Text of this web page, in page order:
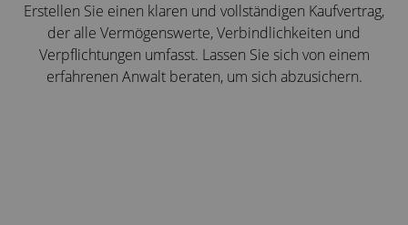
Erstellen Sie einen klaren und vollständigen Kaufvertrag,
der alle Vermögenswerte, Verbindlichkeiten und
Verpflichtungen umfasst. Lassen Sie sich von einem
erfahrenen Anwalt beraten, um sich abzusichern.